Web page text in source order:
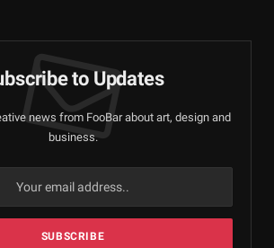
to Updates
news from FooBar about art, design and
business.